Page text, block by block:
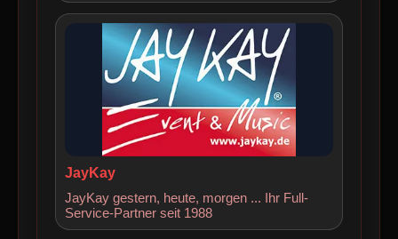
JayKay
JayKay gestern, heute, morgen ... Ihr Full-
Service-Partner seit 1988